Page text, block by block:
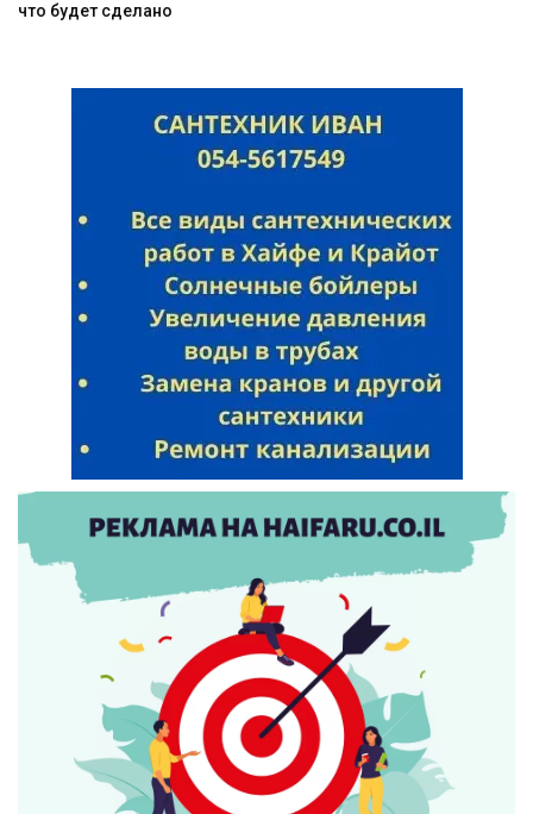
что будет сделано